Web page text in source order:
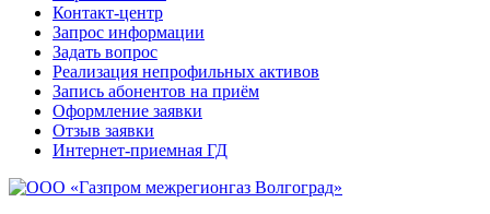
Контакт-центр
Запрос информации
Задать вопрос
Реализация непрофильных активов
Запись абонентов на приём
Оформление заявки
Отзыв заявки
Интернет-приемная ГД